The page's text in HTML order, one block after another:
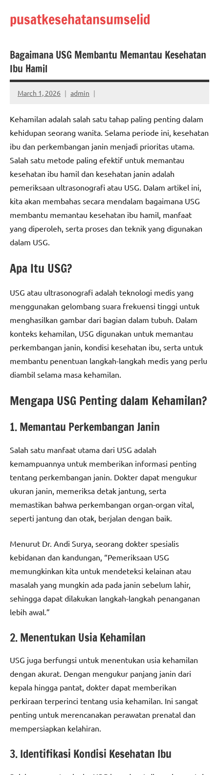
pusatkesehatansumselid
Bagaimana USG Membantu Memantau Kesehatan
Ibu Hamil
March 1, 2026 admin
Kehamilan adalah salah satu tahap paling penting dalam
kehidupan seorang wanita. Selama periode ini, kesehatan
ibu dan perkembangan janin menjadi prioritas utama.
Salah satu metode paling efektif untuk memantau
kesehatan ibu hamil dan kesehatan janin adalah
pemeriksaan ultrasonografi atau USG. Dalam artikel ini,
kita akan membahas secara mendalam bagaimana USG
membantu memantau kesehatan ibu hamil, manfaat
yang diperoleh, serta proses dan teknik yang digunakan
dalam USG.
Apa Itu USG?
USG atau ultrasonografi adalah teknologi medis yang
menggunakan gelombang suara frekuensi tinggi untuk
menghasilkan gambar dari bagian dalam tubuh. Dalam
konteks kehamilan, USG digunakan untuk memantau
perkembangan janin, kondisi kesehatan ibu, serta untuk
membantu penentuan langkah-langkah medis yang perlu
diambil selama masa kehamilan.
Mengapa USG Penting dalam Kehamilan?
1. Memantau Perkembangan Janin
Salah satu manfaat utama dari USG adalah
kemampuannya untuk memberikan informasi penting
tentang perkembangan janin. Dokter dapat mengukur
ukuran janin, memeriksa detak jantung, serta
memastikan bahwa perkembangan organ-organ vital,
seperti jantung dan otak, berjalan dengan baik.
Menurut Dr. Andi Surya, seorang dokter spesialis
kebidanan dan kandungan, “Pemeriksaan USG
memungkinkan kita untuk mendeteksi kelainan atau
masalah yang mungkin ada pada janin sebelum lahir,
sehingga dapat dilakukan langkah-langkah penanganan
lebih awal.”
2. Menentukan Usia Kehamilan
USG juga berfungsi untuk menentukan usia kehamilan
dengan akurat. Dengan mengukur panjang janin dari
kepala hingga pantat, dokter dapat memberikan
perkiraan terperinci tentang usia kehamilan. Ini sangat
penting untuk merencanakan perawatan prenatal dan
mempersiapkan kelahiran.
3. Identifikasi Kondisi Kesehatan Ibu